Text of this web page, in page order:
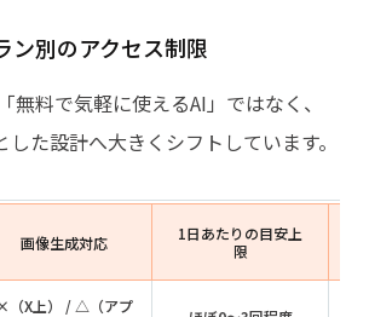
ン別のアクセス制限
無料で気軽に使えるAI」ではなく、
た設計へ大きくシフトしています。
画像生成対応
1日あたりの目安上
限
（X上） / △（アプ